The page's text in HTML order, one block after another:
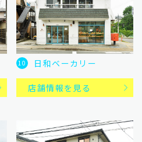
10 日和ベーカリー
店舗情報を見る